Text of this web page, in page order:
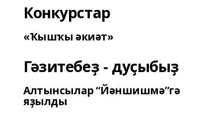
Конкурстар
«Ҡышҡы әкиәт»
Гәзитебеҙ - дуҫыбыҙ
Алтынсылар “Йәншишмә”гә
яҙылды